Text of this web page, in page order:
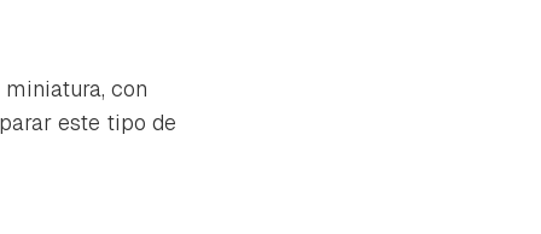
con
este tipo de